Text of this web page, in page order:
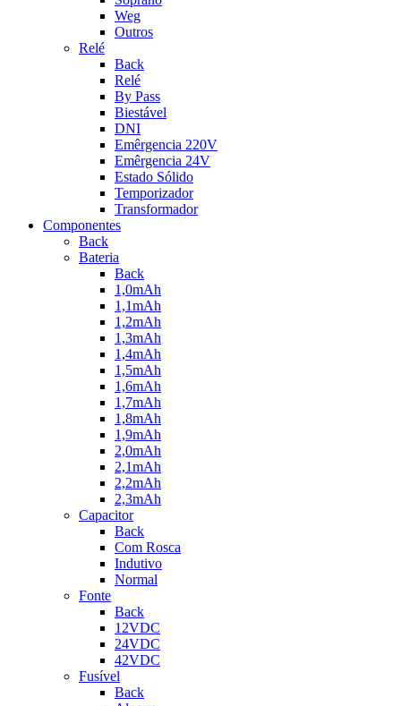
Weg
Outros
Relé
Back
Relé
By Pass
Biestável
DNI
Emêrgencia 220V
Emêrgencia 24V
Estado Sólido
Temporizador
Transformador
Componentes
Back
Bateria
Back
1,0mAh
1,1mAh
1,2mAh
1,3mAh
1,4mAh
1,5mAh
1,6mAh
1,7mAh
1,8mAh
1,9mAh
2,0mAh
2,1mAh
2,2mAh
2,3mAh
Capacitor
Back
Com Rosca
Indutivo
Normal
Fonte
Back
12VDC
24VDC
42VDC
Fusível
Back